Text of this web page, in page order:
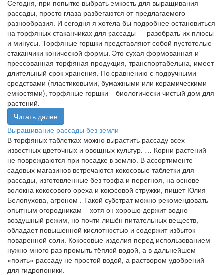
Сегодня, при попытке выбрать емкость для выращивания
рассады, просто глаза разбегаются от предлагаемого
разнообразия. И сегодня я хотела бы подробнее остановиться
на торфяных стаканчиках для рассады — разобрать их плюсы
и минусы. Торфяные горшки представляют собой пустотелые
стаканчики конической формы. Это сухая формованная и
прессованная торфяная продукция, транспортабельна, имеет
длительный срок хранения. По сравнению с подручными
средствами (пластиковыми, бумажными или керамическими
емкостями), торфяные горшки – биологически чистый дом для
растений.
Читать далее
Выращивание рассады без земли
В торфяных таблетках можно вырастить рассаду всех
известных цветочных и овощных культур. … Корни растений
не повреждаются при посадке в землю. В ассортименте
садовых магазинов встречаются кокосовые таблетки для
рассады, изготовленные без торфа и перегноя, на основе
волокна кокосового ореха и кокосовой стружки, пишет Юлия
Белопухова, агроном . Такой субстрат можно рекомендовать
опытным огородникам – хотя он хорошо дер­жит водно-
воздушный режим, но почти лишён питательных веществ,
обладает повышенной кислотностью и содержит избыток
поваренной соли. Кокосовые изделия перед использованием
нужно много раз промыть тёплой водой, а в дальнейшем
«поить» рассаду не простой водой, а раствором удобрений
для гидропоники.